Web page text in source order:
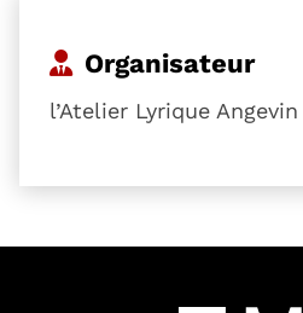
Organisateur
l’Atelier Lyrique Angevin